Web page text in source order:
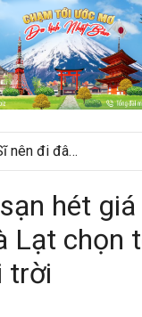
24h ở Thụy Sĩ nên đi đâu, chơi gì?
Du lịch Sri Lanka – Bật mí nên đi mùa nào đẹp
hét
Lạt chọn
trời